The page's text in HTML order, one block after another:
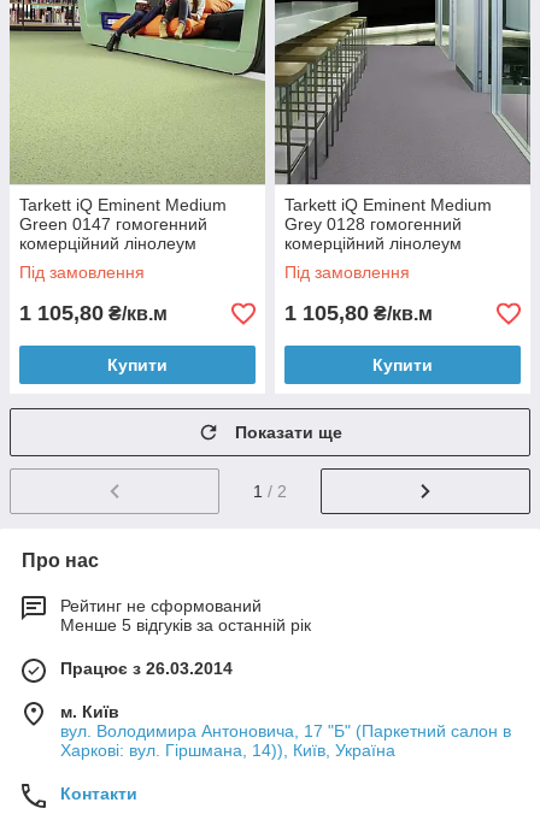
Tarkett iQ Eminent Medium
Green 0147 гомогенний
комерційний лінолеум
Під замовлення
1 105,80 ₴/кв.м
Купити
Tarkett iQ Eminent Medium
Grey 0128 гомогенний
комерційний лінолеум
Під замовлення
1 105,80 ₴/кв.м
Купити
Показати ще
1 / 2
Про нас
Рейтинг не сформований
Менше 5 відгуків за останній рік
Працює з 26.03.2014
м. Київ
вул. Володимира Антоновича, 17 "Б" (Паркетний салон в
Харкові: вул. Гіршмана, 14)), Київ, Україна
Контакти